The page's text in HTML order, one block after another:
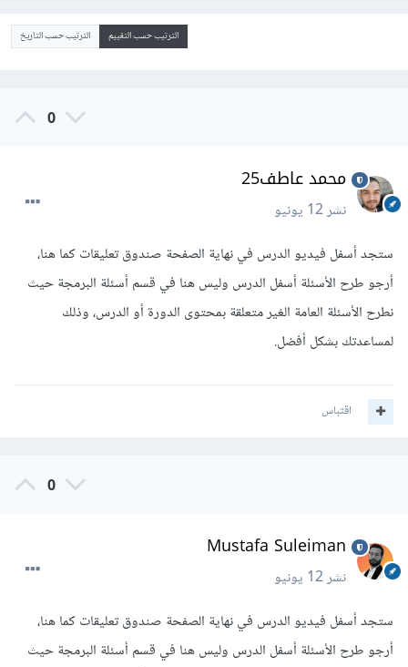
الترتيب حسب التقييم الترتيب حسب التاريخ
0
محمد عاطف25
نشر12 يونيو
ستجد أسفل فيديو الدرس في نهاية الصفحة صندوق تعليقات كما هنا،
أرجو طرح الأسئلة أسفل الدرس وليس هنا في قسم أسئلة البرمجة حيث
نطرح الأسئلة العامة الغير متعلقة بمحتوى الدورة أو الدرس، وذلك
لمساعدتك بشكل أفضل.
اقتباس
0
Mustafa Suleiman
نشر12 يونيو
ستجد أسفل فيديو الدرس في نهاية الصفحة صندوق تعليقات كما هنا،
أرجو طرح الأسئلة أسفل الدرس وليس هنا في قسم أسئلة البرمجة حيث